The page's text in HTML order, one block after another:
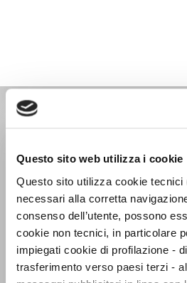
Questo sito web utilizza i cookie
Questo sito utilizza cookie
necessari alla corretta
consenso dell’utente, possono
cookie non tecnici, in particolare
impiegati cookie di profilazione -
trasferimento verso paesi terzi -
SAGGISTICA ITALIANA